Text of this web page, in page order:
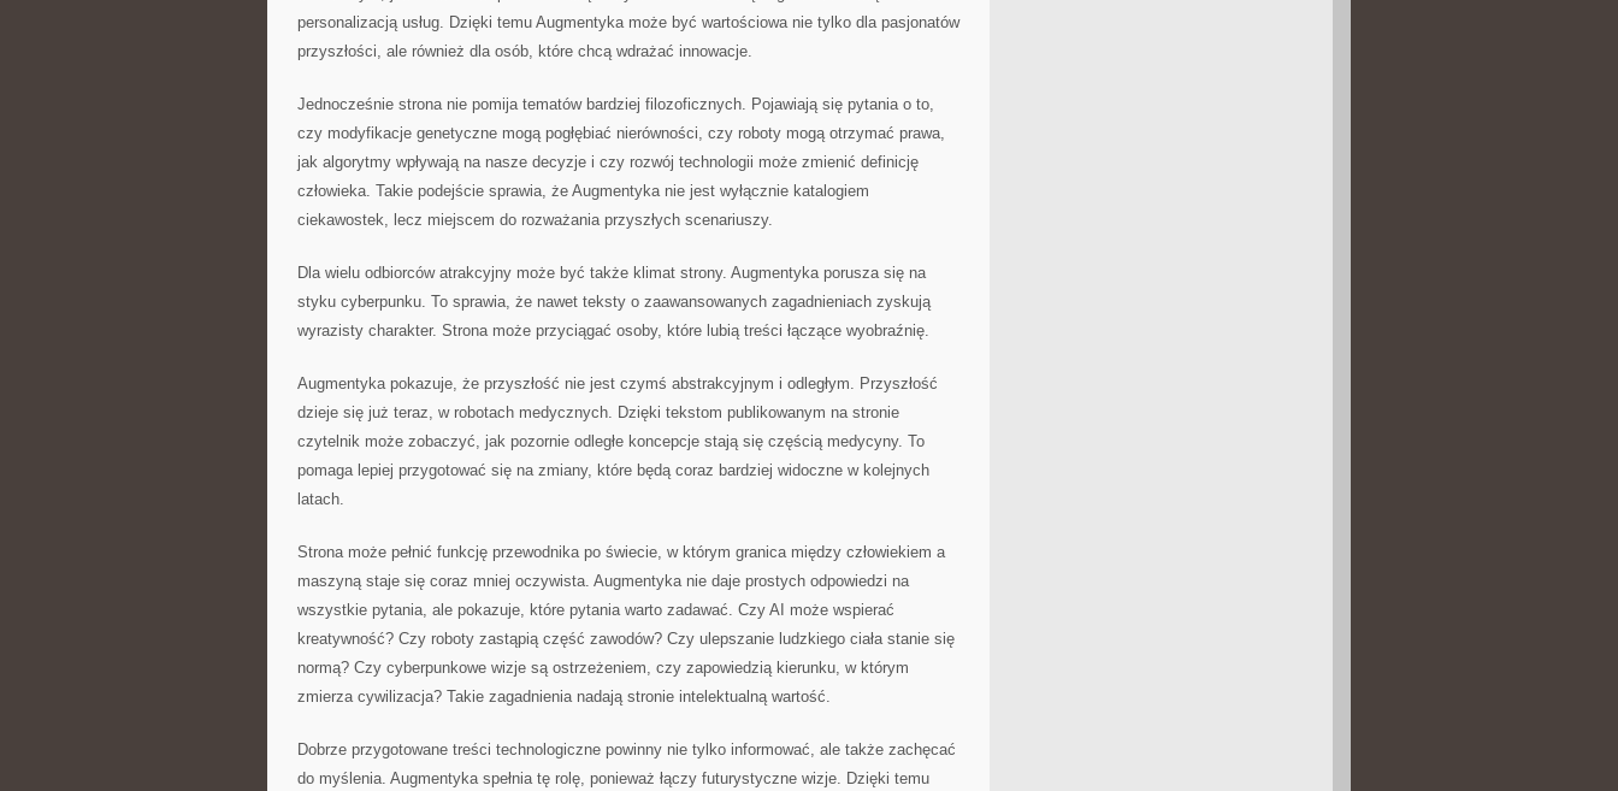
personalizacją usług. Dzięki temu Augmentyka może być wartościowa nie tylko dla pasjonatów
przyszłości, ale również dla osób, które chcą wdrażać innowacje.
Jednocześnie strona nie pomija tematów bardziej filozoficznych. Pojawiają się pytania o to,
czy modyfikacje genetyczne mogą pogłębiać nierówności, czy roboty mogą otrzymać prawa,
jak algorytmy wpływają na nasze decyzje i czy rozwój technologii może zmienić definicję
człowieka. Takie podejście sprawia, że Augmentyka nie jest wyłącznie katalogiem
ciekawostek, lecz miejscem do rozważania przyszłych scenariuszy.
Dla wielu odbiorców atrakcyjny może być także klimat strony. Augmentyka porusza się na
styku cyberpunku. To sprawia, że nawet teksty o zaawansowanych zagadnieniach zyskują
wyrazisty charakter. Strona może przyciągać osoby, które lubią treści łączące wyobraźnię.
Augmentyka pokazuje, że przyszłość nie jest czymś abstrakcyjnym i odległym. Przyszłość
dzieje się już teraz, w robotach medycznych. Dzięki tekstom publikowanym na stronie
czytelnik może zobaczyć, jak pozornie odległe koncepcje stają się częścią medycyny. To
pomaga lepiej przygotować się na zmiany, które będą coraz bardziej widoczne w kolejnych
latach.
Strona może pełnić funkcję przewodnika po świecie, w którym granica między człowiekiem a
maszyną staje się coraz mniej oczywista. Augmentyka nie daje prostych odpowiedzi na
wszystkie pytania, ale pokazuje, które pytania warto zadawać. Czy AI może wspierać
kreatywność? Czy roboty zastąpią część zawodów? Czy ulepszanie ludzkiego ciała stanie się
normą? Czy cyberpunkowe wizje są ostrzeżeniem, czy zapowiedzią kierunku, w którym
zmierza cywilizacja? Takie zagadnienia nadają stronie intelektualną wartość.
Dobrze przygotowane treści technologiczne powinny nie tylko informować, ale także zachęcać
do myślenia. Augmentyka spełnia tę rolę, ponieważ łączy futurystyczne wizje. Dzięki temu